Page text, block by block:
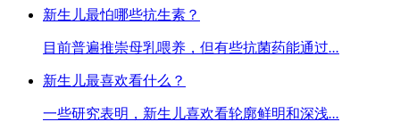
新生儿最怕哪些抗生素？
目前普遍推崇母乳喂养，但有些抗菌药能通过...
新生儿最喜欢看什么？
一些研究表明，新生儿喜欢看轮廓鲜明和深浅...